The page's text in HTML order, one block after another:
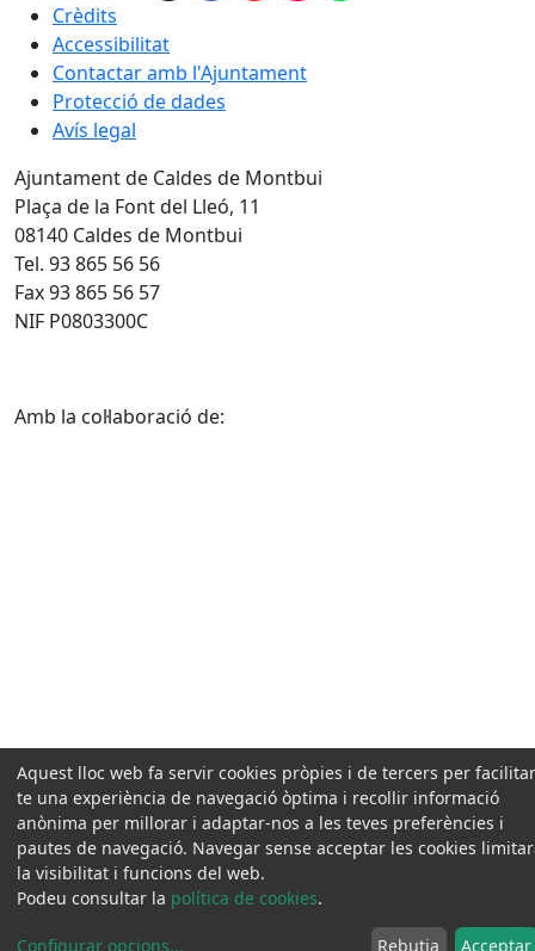
Crèdits
Accessibilitat
Contactar amb l'Ajuntament
Protecció de dades
Avís legal
Ajuntament de Caldes de Montbui
Plaça de la Font del Lleó, 11
08140 Caldes de Montbui
Tel. 93 865 56 56
Fax 93 865 56 57
NIF P0803300C
Amb la col·laboració de:
Aquest lloc web fa servir cookies pròpies i de tercers per
te una experiència de navegació òptima i recollir informació
anònima per millorar i adaptar-nos a les teves preferències i
pautes de navegació. Navegar sense acceptar les cookies
la visibilitat i funcions del web.
Podeu consultar la política de cookies.
Configurar opcions... Rebutja Acceptar